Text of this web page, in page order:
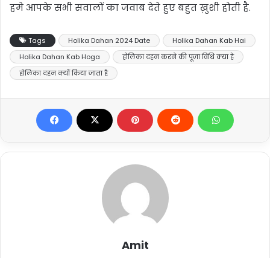
हमे आपके सभी सवालों का जवाब देते हुए बहुत ख़ुशी होती है.
Tags Holika Dahan 2024 Date
Holika Dahan Kab Hai
Holika Dahan Kab Hoga
होलिका दहन करने की पूजा विधि क्या है
होलिका दहन क्यों किया जाता है
Amit